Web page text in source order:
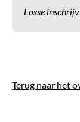
Losse
Terug naar het